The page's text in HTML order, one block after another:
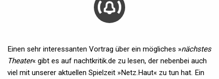
Einen sehr interessanten Vortrag über ein mögliches »nächstes
Theater« gibt es auf nachtkritik.de zu lesen, der nebenbei auch
viel mit unserer aktuellen Spielzeit »Netz.Haut« zu tun hat. Ein